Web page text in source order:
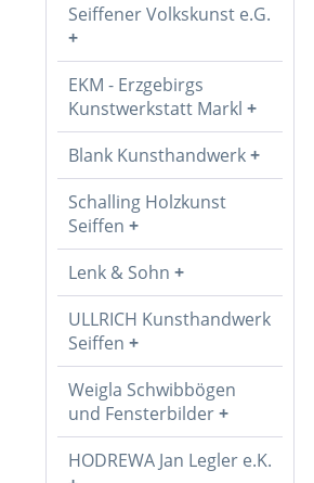
Seiffener Volkskunst e.G.
EKM - Erzgebirgs
Kunstwerkstatt Markl
Blank Kunsthandwerk
Schalling Holzkunst
Seiffen
Lenk & Sohn
ULLRICH Kunsthandwerk
Seiffen
Weigla Schwibbögen
und Fensterbilder
HODREWA Jan Legler e.K.